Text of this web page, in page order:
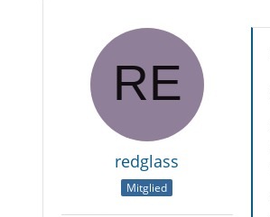
redglass
Mitglied